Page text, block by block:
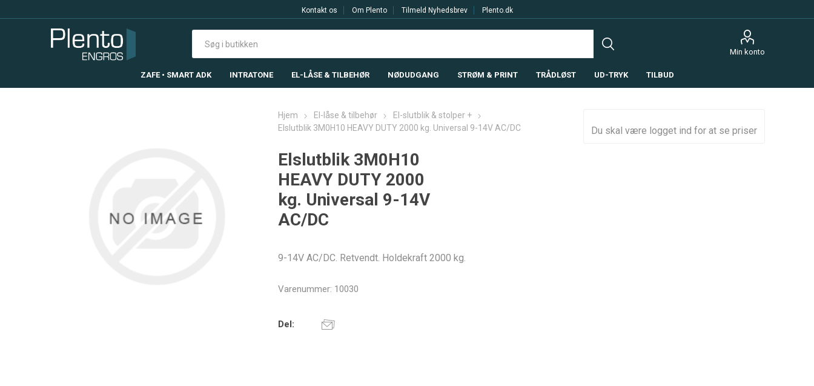
Kontakt os Om Plento Tilmeld Nyhedsbrev Plento.dk
Min konto
ZAFE • SMART ADK INTRATONE EL-LÅSE & TILBEHØR NØDUDGANG STRØM & PRINT TRÅDLØST UD-TRYK TILBUD
Hjem El-låse & tilbehør
El-slutblik & stolper +
Elslutblik 3M0H10 HEAVY DUTY 2000 kg. Universal 9-14V AC/DC
Elslutblik 3M0H10
HEAVY DUTY 2000
kg. Universal 9-14V
AC/DC
9-14V AC/DC. Retvendt. Holdekraft 2000 kg.
Varenummer: 10030
Del:
Du skal være logget ind for at se priser